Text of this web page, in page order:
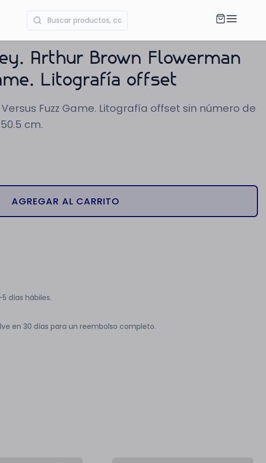
Arthur Brown Flowerman
Litografía offset
Fuzz Game. Litografía offset sin número de
cm.
AGREGAR AL CARRITO
días hábiles.
en 30 días para un reembolso completo.